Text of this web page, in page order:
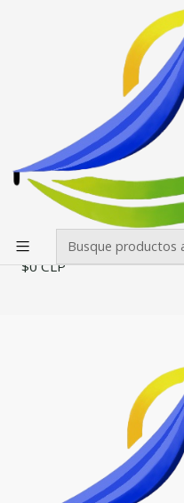
Envíos gratis desde
Cubiertas
Cubierta para Toldos 2x3
Cubierta para
Cubierta para Toldos
$0 CLP